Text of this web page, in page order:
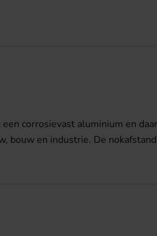
corrosievast aluminium en
bouw en industrie. De